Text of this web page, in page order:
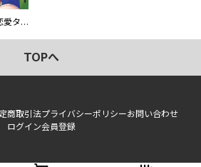
スーパー恋愛タイム！～現場でドＳな彼女は自宅でデレる～
TOPへ
商取引法プライバシーポリシーお問い合わせ
ログイン会員登録